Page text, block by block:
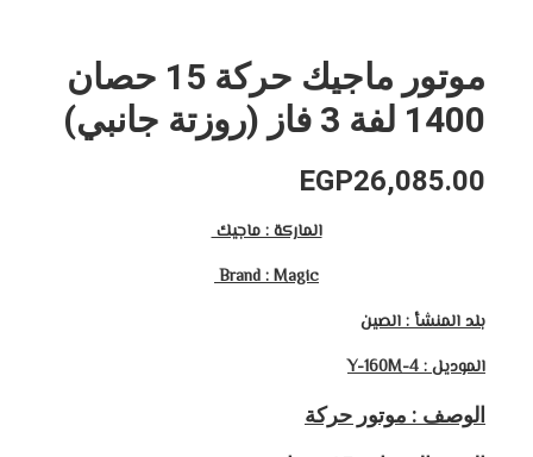
موتور ماجيك حركة 15 حصان
1400 لفة 3 فاز (روزتة جانبي)
EGP26,085.00
الماركة : ماجيك
Brand : Magic
بلد المنشأ : الصين
الموديل : Y-160M-4
الوصف : موتور حركة